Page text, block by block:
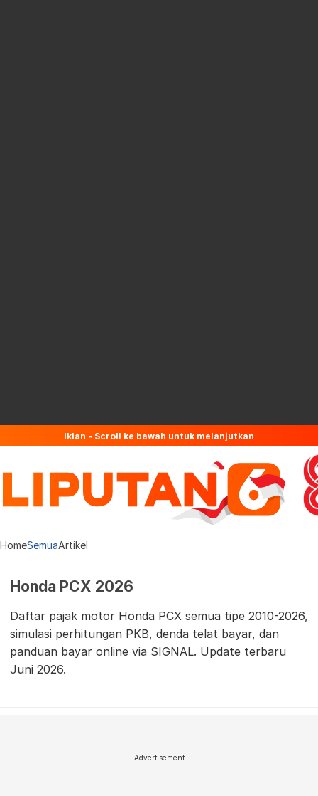
Iklan - Scroll ke bawah untuk melanjutkan
HomeSemuaArtikel
Honda PCX 2026
Daftar pajak motor Honda PCX semua tipe 2010-2026,
simulasi perhitungan PKB, denda telat bayar, dan
panduan bayar online via SIGNAL. Update terbaru
Juni 2026.
Advertisement